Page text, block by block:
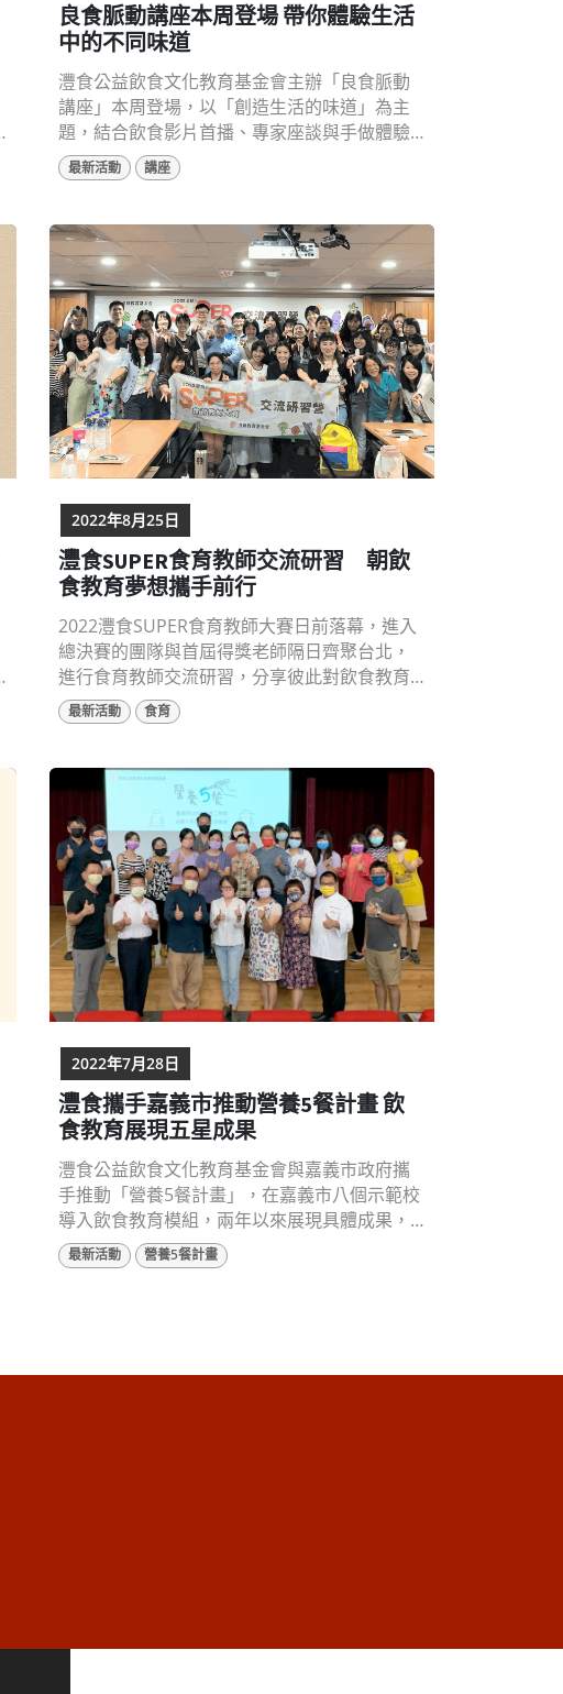
良食脈動講座本周登場 帶你體驗生活
中的不同味道
灃食公益飲食文化教育基金會主辦「良食脈動
講座」本周登場，以「創造生活的味道」為主
題，結合飲食影片首播、專家座談與手做體驗
課程，帶領民眾從生活中，挖掘屬於自己專屬
的味道，名額有限，歡迎有興趣的民眾上網報
良食脈動講座，用生活味道找尋飲食樂趣。 灃
食教育基金會表示，「良食脈動講座」舉辦多
年，希望將飲食用淺顯易懂的方式傳遞給大
眾，去...
最新活動 講座
灃食SUPER食育教師交流研習 朝飲
食教育夢想攜手前行
2022灃食SUPER食育教師大賽日前落幕，進入
總決賽的團隊與首屆得獎老師隔日齊聚台北，
進行食育教師交流研習，分享彼此對飲食教育
的想像，也透過討論，一起朝食育的夢想路上
前進！ ▲ 灃食SUPER食育教師交流研習，分享
歸學生從實作中培養飲食能力 賽事評審長、臺
師大人類發展與家庭教育學系教授林如萍分
享，今年參賽作品融入在地食農與飲食文化為
主軸，讓「吃在地、食...
最新活動 食育
2022年8月25日
灃食攜手嘉義市推動營養5餐計畫 飲
食教育展現五星成果
灃食公益飲食文化教育基金會與嘉義市政府攜
手推動「營養5餐計畫」，在嘉義市八個示範校
導入飲食教育模組，兩年以來展現具體成果，
讓嘉義市連續兩年獲得食育力五星城市肯定，
27日舉辦「美味革新主廚入校成果分享會」，
範校分享一年來的成果。 灃食感謝示範校協助
最新活動 營養5餐計畫
2022年7月28日